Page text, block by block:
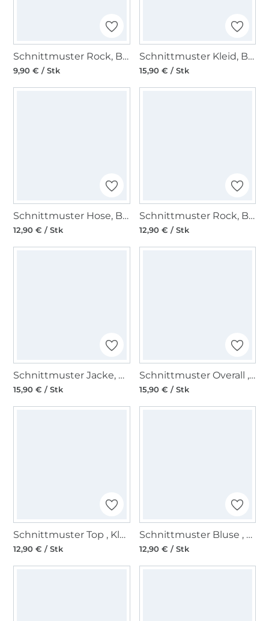
Schnittmuster Rock, Burda 6252
9,90 € / Stk
Schnittmuster Kleid, Burda 6345
15,90 € / Stk
Schnittmuster Hose, Burda 6316
12,90 € / Stk
Schnittmuster Rock, Burda 6357
12,90 € / Stk
Schnittmuster Jacke, Burda 6465
15,90 € / Stk
Schnittmuster Overall , Oberteil , Hose, Burda 6516
15,90 € / Stk
Schnittmuster Top , Kleid , ärmellos, Burda 6540
12,90 € / Stk
Schnittmuster Bluse , Schalkragen, Burda 6533
12,90 € / Stk